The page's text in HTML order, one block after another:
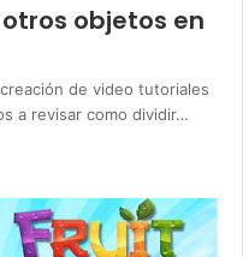
objetos en
de video tutoriales
a revisar como dividir…